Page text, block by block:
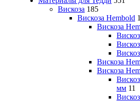
Вискоза 185
Вискоза Hembold
Вискоза
Вискоза
Вискоза
мм 11